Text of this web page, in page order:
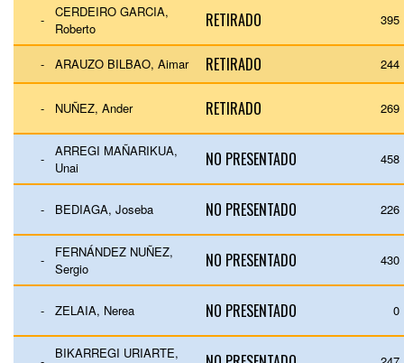
-
CERDEIRO GARCIA,
Roberto
RETIRADO 395
- ARAUZO BILBAO, Aimar RETIRADO 244
- NUÑEZ, Ander RETIRADO 269
-
ARREGI MAÑARIKUA,
Unai
NO PRESENTADO 458
- BEDIAGA, Joseba NO PRESENTADO 226
-
FERNÁNDEZ NUÑEZ,
Sergio
NO PRESENTADO 430
- ZELAIA, Nerea NO PRESENTADO 0
BIKARREGI URIARTE,